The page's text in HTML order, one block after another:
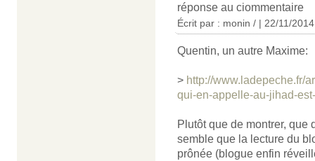
réponse au ciommentaire
Écrit par : monin / | 22/11/2014
Quentin, un autre Maxime:
> http://www.ladepeche.fr/
qui-en-appelle-au-jihad-
Plutôt que de montrer, que
semble que la lecture du
prônée (blogue enfin